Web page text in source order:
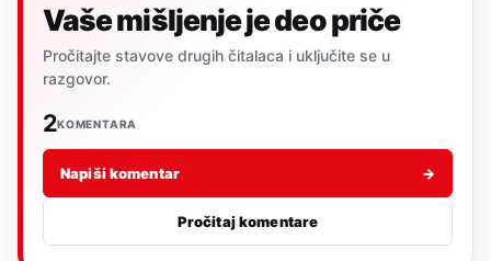
Vaše mišljenje je deo priče
Pročitajte stavove drugih čitalaca i uključite se u
razgovor.
2KOMENTARA
Napiši komentar →
Pročitaj komentare